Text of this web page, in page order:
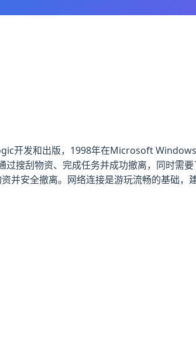
开发和出版，1998年在Microsoft
搜刮物资、完成任务并成功撤离，同时需
并安全撤离。网络连接是游玩流畅的基础，